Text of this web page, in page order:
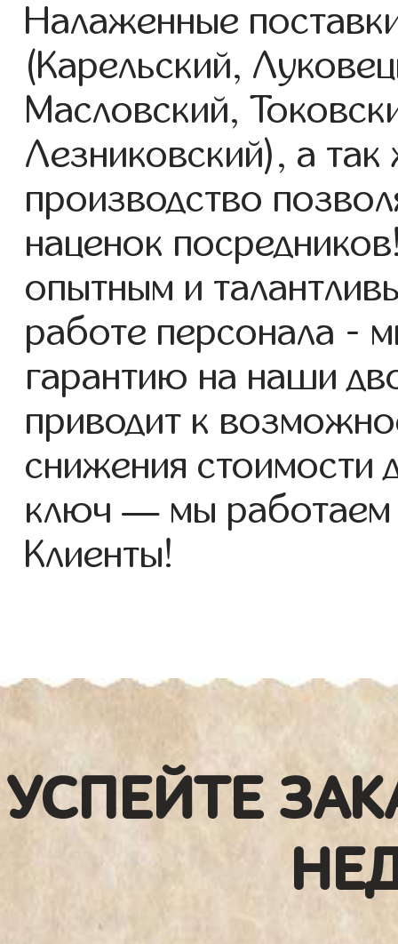
Налаженные
(Карельский,
Масловский,
Лезниковский), а
производство
наценок
опытным и
работе персонала -
гарантию на наши
приводит к
снижения стоимости
ключ — мы
Клиенты!
УСПЕЙТЕ